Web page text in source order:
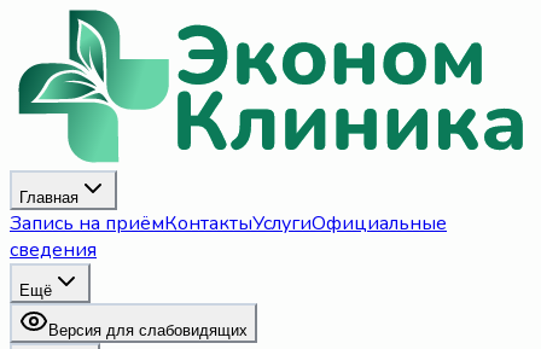
Главная
Запись на приёмКонтактыУслугиОфициальные
сведения
Ещё
Версия для слабовидящих